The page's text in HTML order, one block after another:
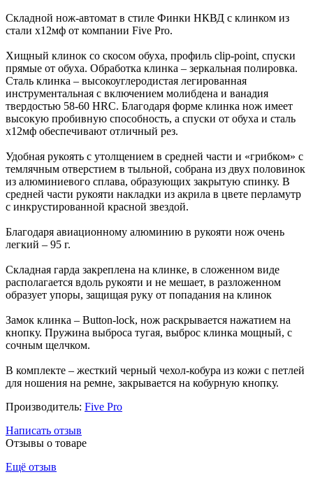
Складной нож-автомат в стиле Финки НКВД с клинком из
стали х12мф от компании Five Pro.
Хищный клинок со скосом обуха, профиль clip-point, спуски
прямые от обуха. Обработка клинка – зеркальная полировка.
Сталь клинка – высокоуглеродистая легированная
инструментальная с включением молибдена и ванадия
твердостью 58-60 HRC. Благодаря форме клинка нож имеет
высокую пробивную способность, а спуски от обуха и сталь
х12мф обеспечивают отличный рез.
Удобная рукоять с утолщением в средней части и «грибком» с
темлячным отверстием в тыльной, собрана из двух половинок
из алюминиевого сплава, образующих закрытую спинку. В
средней части рукояти накладки из акрила в цвете перламутр
с инкрустированной красной звездой.
Благодаря авиационному алюминию в рукояти нож очень
легкий – 95 г.
Складная гарда закреплена на клинке, в сложенном виде
располагается вдоль рукояти и не мешает, в разложенном
образует упоры, защищая руку от попадания на клинок
Замок клинка – Button-lock, нож раскрывается нажатием на
кнопку. Пружина выброса тугая, выброс клинка мощный, с
сочным щелчком.
В комплекте – жесткий черный чехол-кобура из кожи с петлей
для ношения на ремне, закрывается на кобурную кнопку.
Производитель: Five Pro
Написать отзыв
Отзывы о товаре
Ещё отзыв